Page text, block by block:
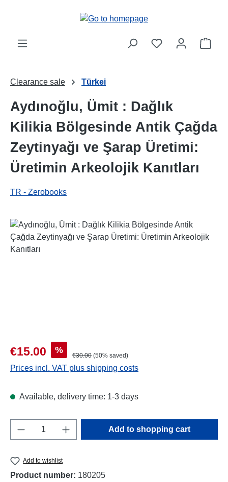
Clearance sale Türkei
Aydınoğlu, Ümit : Dağlık
Kilikia Bölgesinde Antik Çağda
Zeytinyağı ve Şarap Üretimi:
Üretimin Arkeolojik Kanıtları
TR - Zerobooks
Skip image gallery
Sale price:
€15.00 % Regular price:
€30.00 (50% saved)
Prices incl. VAT plus shipping costs
Available, delivery time: 1-3 days
Product Quantity: Enter the desired
Add to shopping cart
Add to wishlist
Product number: 180205